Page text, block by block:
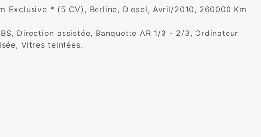
Exclusive * (5 CV), Berline, Diesel, Avril/2010, 260000 Km
Direction assistée, Banquette AR 1/3 - 2/3, Ordinateur
Vitres teintées.